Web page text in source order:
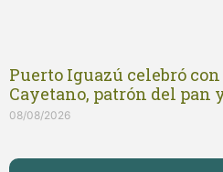
Puerto Iguazú celebró
Cayetano, patrón del pan
08/08/2026